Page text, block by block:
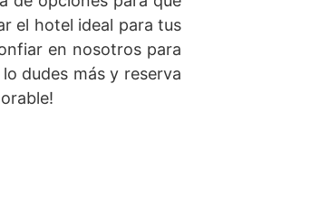
el hotel ideal para tus
en nosotros para
dudes más y reserva